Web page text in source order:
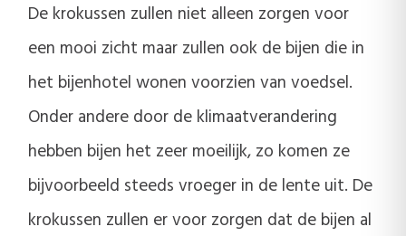
De krokussen zullen niet alleen zorgen voor
een mooi zicht maar zullen ook de bijen die in
het bijenhotel wonen voorzien van voedsel.
Onder andere door de klimaatverandering
hebben bijen het zeer moeilijk, zo komen ze
bijvoorbeeld steeds vroeger in de lente uit. De
krokussen zullen er voor zorgen dat de bijen al